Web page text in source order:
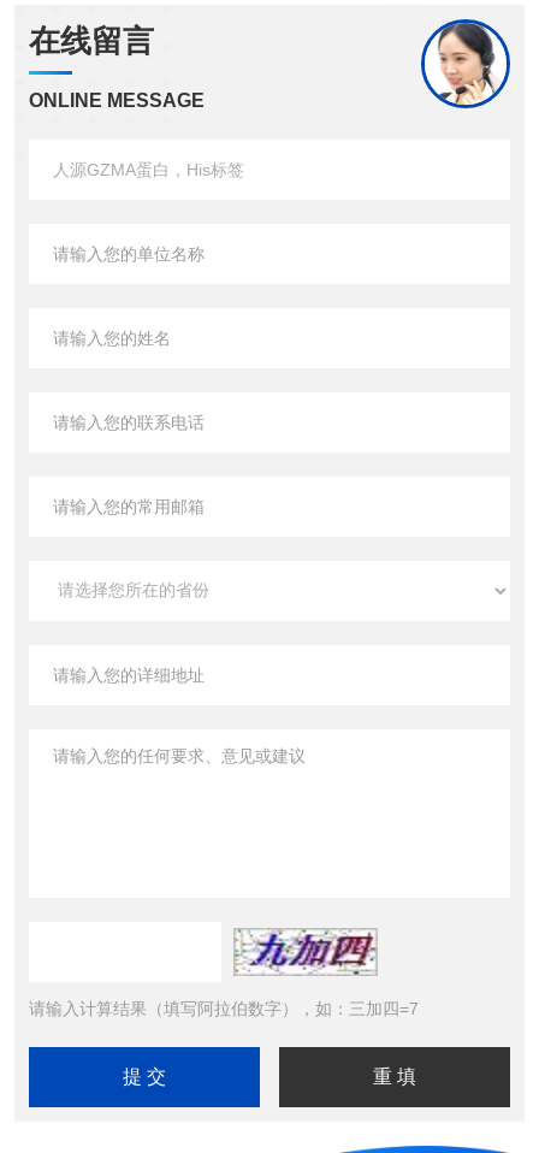
在线留言
ONLINE MESSAGE
请输入计算结果（填写阿拉伯数字），如：三加四=7